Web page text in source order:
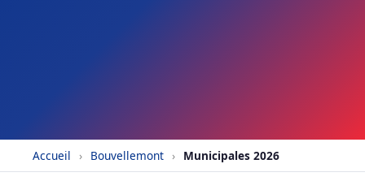
Accueil › Bouvellemont › Municipales 2026